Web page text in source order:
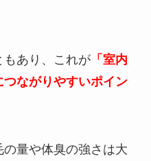
あり、これが「室内
ながりやすいポイン
量や体臭の強さは大